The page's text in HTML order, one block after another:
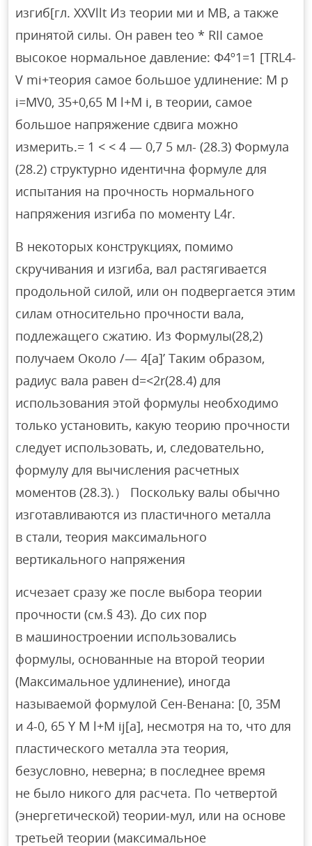
изгиб[гл. XXVllt Из теории ми и МВ, а также
принятой силы. Он равен teo * RII самое
высокое нормальное давление: Φ4º1=1 [TRL4-
V mi+теория самое большое удлинение: M p
i=MV0, 35+0,65 M l+M i, в теории, самое
большое напряжение сдвига можно
измерить.= 1 < < 4 — 0,7 5 мл- (28.3) Формула
(28.2) структурно идентична формуле для
испытания на прочность нормального
напряжения изгиба по моменту L4r.
В некоторых конструкциях, помимо
скручивания и изгиба, вал растягивается
продольной силой, или он подвергается этим
силам относительно прочности вала,
подлежащего сжатию. Из Формулы(28,2)
получаем Около /— 4[а]’ Таким образом,
радиус вала равен d=<2r(28.4) для
использования этой формулы необходимо
только установить, какую теорию прочности
следует использовать, и, следовательно,
формулу для вычисления расчетных
моментов (28.3).） Поскольку валы обычно
изготавливаются из пластичного металла
в стали, теория максимального
вертикального напряжения
исчезает сразу же после выбора теории
прочности (см.§ 43). До сих пор
в машиностроении использовались
формулы, основанные на второй теории
(Максимальное удлинение), иногда
называемой формулой Сен-Венана: [0, 35M
и 4-0, 65 Y M l+M ij[a], несмотря на то, что для
пластического металла эта теория,
безусловно, неверна; в последнее время
не было никого для расчета. По четвертой
(энергетической) теории-мул, или на основе
третьей теории (максимальное